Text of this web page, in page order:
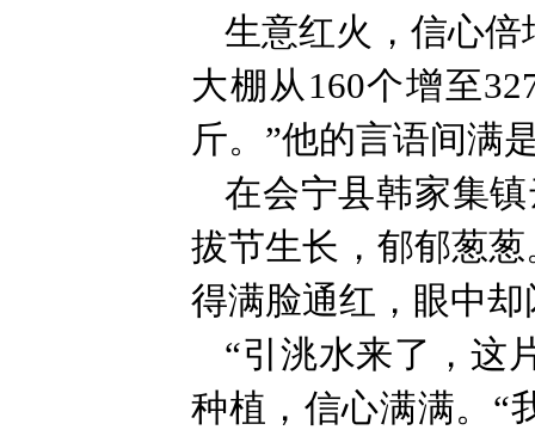
生意红火，信心倍
大棚从160个增至
斤。”他的言语间满
在会宁县韩家集
拔节生长，郁郁葱
得满脸通红，眼中
“引洮水来了，这
种植，信心满满。“